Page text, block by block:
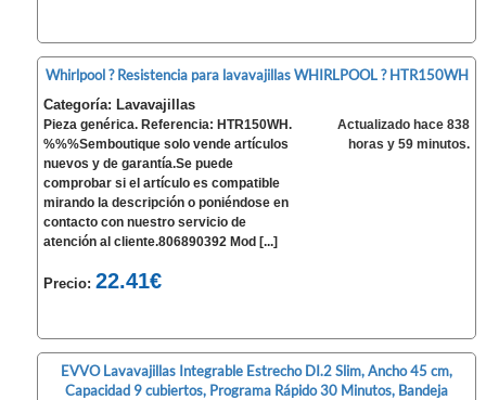
Whirlpool ? Resistencia para lavavajillas WHIRLPOOL ? HTR150WH
Categoría: Lavavajillas
Pieza genérica. Referencia: HTR150WH.
%%%Semboutique solo vende artículos
nuevos y de garantía.Se puede
comprobar si el artículo es compatible
mirando la descripción o poniéndose en
contacto con nuestro servicio de
atención al cliente.806890392 Mod [...]
Precio:22.41€
Actualizado hace 838
horas y 59 minutos.
EVVO Lavavajillas Integrable Estrecho DI.2 Slim, Ancho 45 cm,
Capacidad 9 cubiertos, Programa Rápido 30 Minutos, Bandeja